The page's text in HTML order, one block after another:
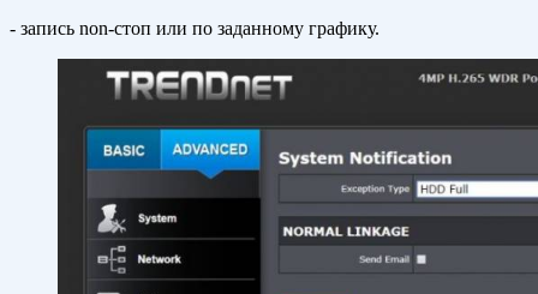
- запись non-стоп или по заданному графику.